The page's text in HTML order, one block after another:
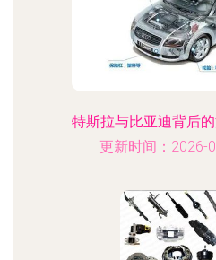
特斯拉与比亚迪背后
更新时间：2026-